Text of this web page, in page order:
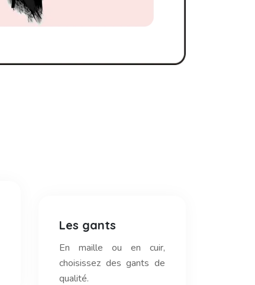
Les gants
En maille ou en cuir,
choisissez des gants de
qualité.